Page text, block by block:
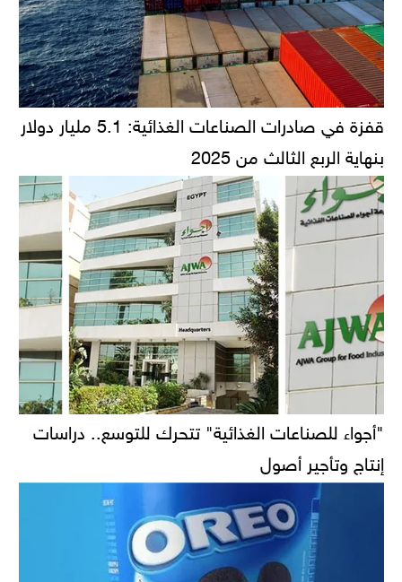
قفزة في صادرات الصناعات الغذائية: 5.1 مليار دولار
بنهاية الربع الثالث من 2025
"أجواء للصناعات الغذائية" تتحرك للتوسع.. دراسات
إنتاج وتأجير أصول